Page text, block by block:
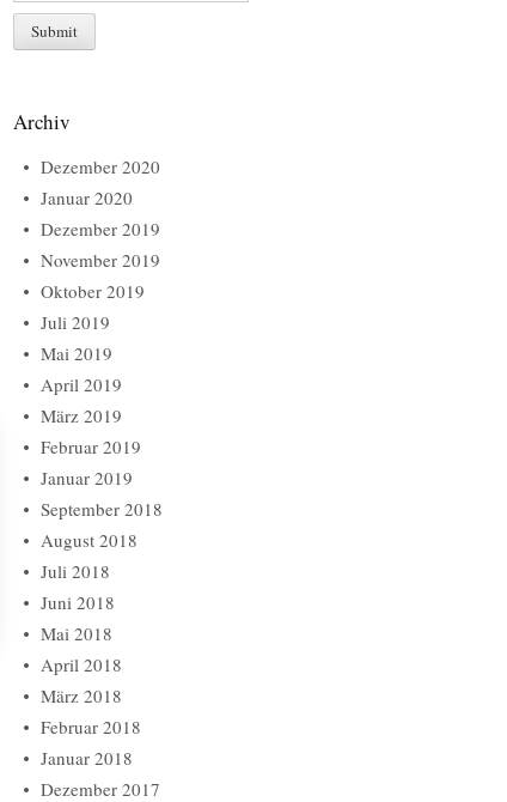
Archiv
Dezember 2020
Januar 2020
Dezember 2019
November 2019
Oktober 2019
Juli 2019
Mai 2019
April 2019
März 2019
Februar 2019
Januar 2019
September 2018
August 2018
Juli 2018
Juni 2018
Mai 2018
April 2018
März 2018
Februar 2018
Januar 2018
Dezember 2017